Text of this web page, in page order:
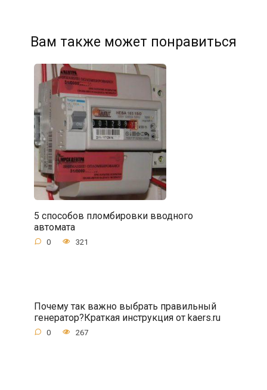
Вам также может понравиться
5 способов пломбировки вводного
автомата
0 321
Почему так важно выбрать правильный
генератор?Краткая инструкция от kaers.ru
0 267